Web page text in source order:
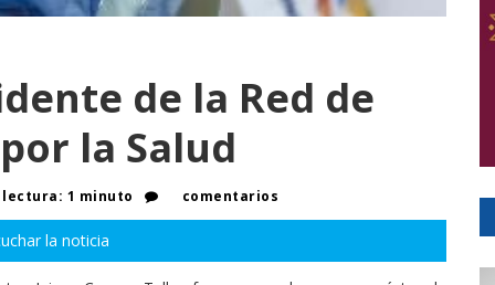
de la Red de
la Salud
1 minuto comentarios
la noticia